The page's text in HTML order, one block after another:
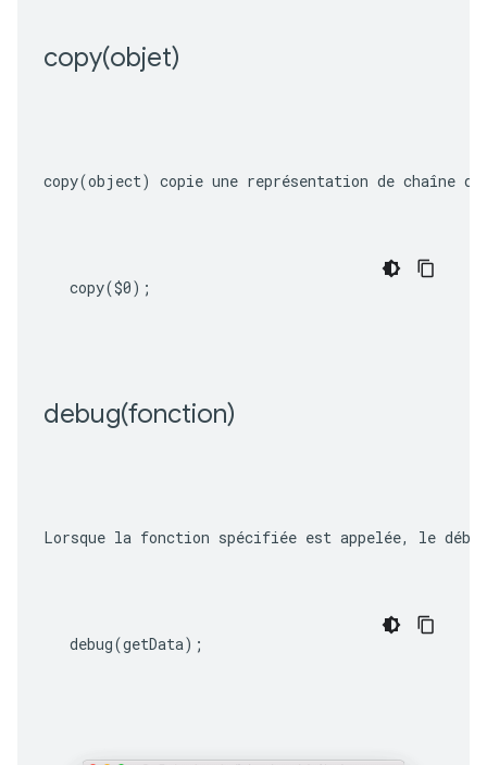
copy(objet)
copy(object) copie une représentation de chaîne
copy($0);
debug(fonction)
Lorsque la fonction spécifiée est appelée, le
debug(getData);